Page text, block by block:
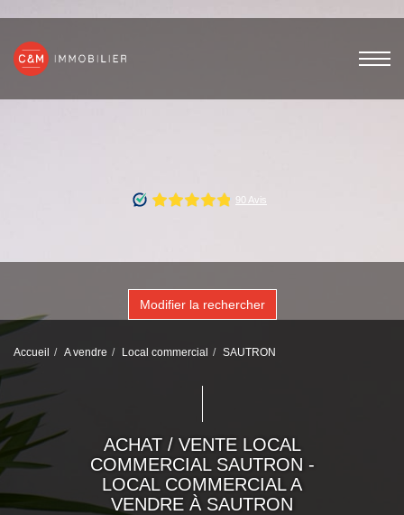
Modifier la rechercher
Accueil A vendre Local commercial SAUTRON
ACHAT / VENTE LOCAL
COMMERCIAL SAUTRON -
LOCAL COMMERCIAL A
VENDRE À SAUTRON